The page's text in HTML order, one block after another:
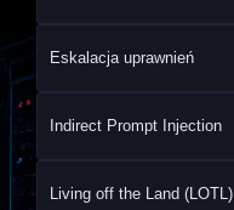
Eskalacja uprawnień
Indirect Prompt Injection
Living off the Land (LOTL)